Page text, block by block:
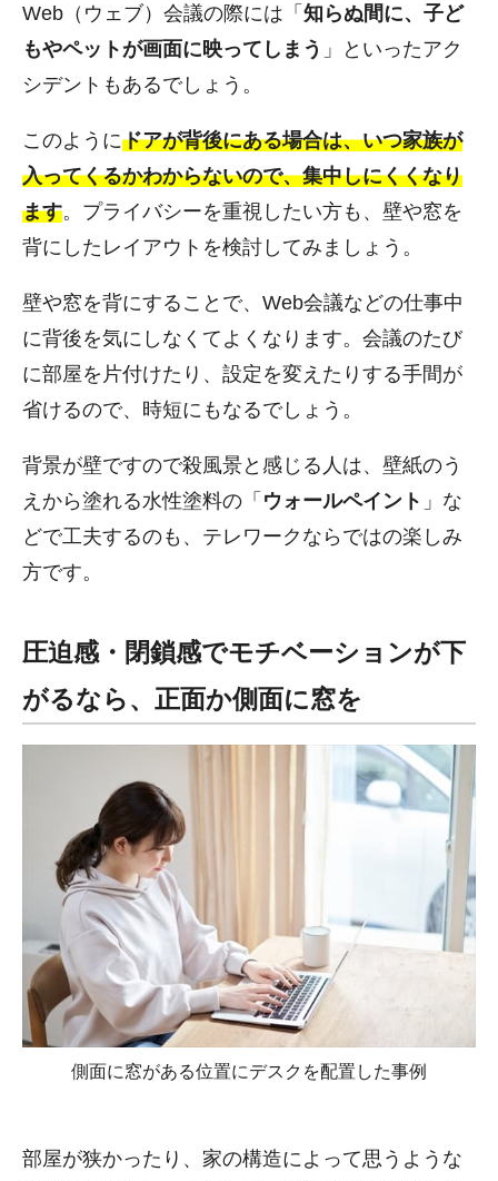
Web（ウェブ）会議の際には「 知らぬ間に、子ど
もやペットが画面に映ってしまう 」といったアク
シデントもあるでしょう。
このようにドアが背後にある場合は、いつ家族が
入ってくるかわからないので、集中しにくくなり
ます。プライバシーを重視したい方も、壁や窓を
背にしたレイアウトを検討してみましょう。
壁や窓を背にすることで、Web会議などの仕事中
に背後を気にしなくてよくなります。会議のたび
に部屋を片付けたり、設定を変えたりする手間が
省けるので、時短にもなるでしょう。
背景が壁ですので殺風景と感じる人は、壁紙のう
えから塗れる水性塗料の「 ウォールペイント 」な
どで工夫するのも、テレワークならではの楽しみ
方です。
圧迫感・閉鎖感でモチベーションが下
がるなら、正面か側面に窓を
側面に窓がある位置にデスクを配置した事例
部屋が狭かったり、家の構造によって思うような